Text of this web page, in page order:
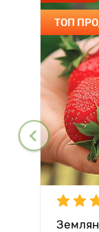
ТОП